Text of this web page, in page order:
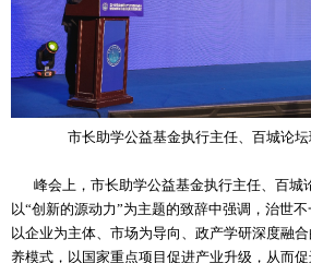
市长助学公益基金执行主任、百城论
峰会上，市长助学公益基金执行主任、百城
以“创新的源动力”为主题的致辞中强调，治世
以企业为主体、市场为导向、政产学研深度融
养模式，以国家重点项目促进产业升级，从而